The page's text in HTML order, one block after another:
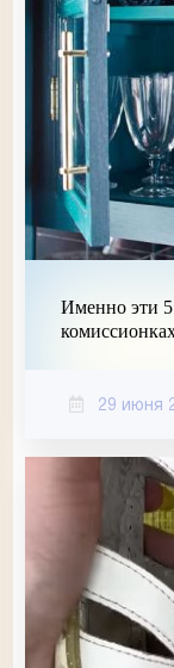
Именно эти
29 июня